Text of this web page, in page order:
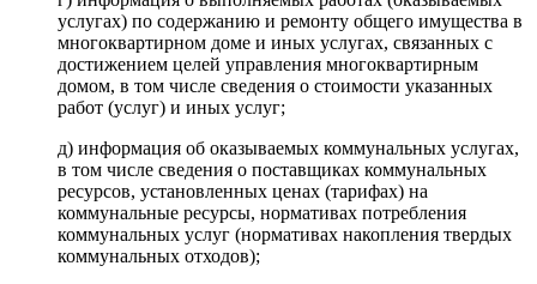
услугах) по содержанию и ремонту общего имущества в
многоквартирном доме и иных услугах, связанных с
достижением целей управления многоквартирным
домом, в том числе сведения о стоимости указанных
работ (услуг) и иных услуг;
д) информация об оказываемых коммунальных услугах,
в том числе сведения о поставщиках коммунальных
ресурсов, установленных ценах (тарифах) на
коммунальные ресурсы, нормативах потребления
коммунальных услуг (нормативах накопления твердых
коммунальных отходов);